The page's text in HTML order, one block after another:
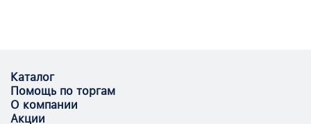
Каталог
Помощь по торгам
О компании
Акции